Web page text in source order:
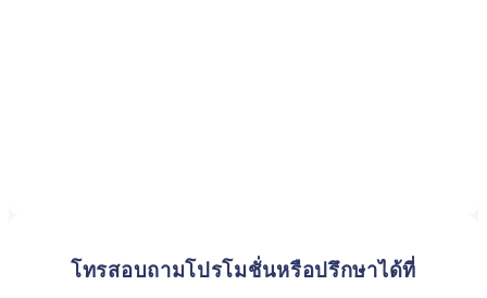
โทรสอบถามโปรโมชั่นหรือปรึกษาได้ที่